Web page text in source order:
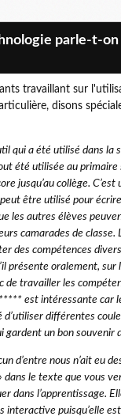
parle-t-on
travaillant sur
disons
qui a été utilisé dans la
été utilisée au primaire
jusqu’au collège.
être utilisé pour
les autres élèves
camarades de
des compétences
présente oralement,
travailler les
est intéressante car
d’utiliser différentes
gardent un bon
d’entre nous n’ait eu
dans le texte que vous
dans l’apprentissage.
interactive puisqu’elle